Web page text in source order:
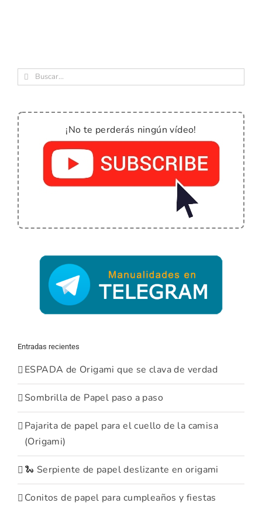
Buscar:
¡No te perderás ningún vídeo!
Entradas recientes
ESPADA de Origami que se clava de verdad
Sombrilla de Papel paso a paso
Pajarita de papel para el cuello de la camisa
(Origami)
🐍 Serpiente de papel deslizante en origami
Conitos de papel para cumpleaños y fiestas